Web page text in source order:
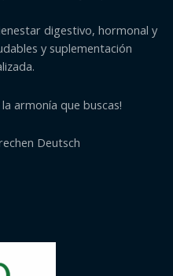
digestivo, hormonal y
y suplementación
armonía que buscas!
Deutsch